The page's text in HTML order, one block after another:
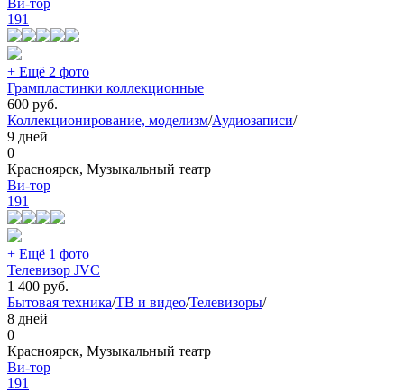
Ви-тор
191
+ Ещё 2 фото
Грампластинки коллекционные
600 руб.
Коллекционирование, моделизм/Аудиозаписи/
9 дней
0
Красноярск, Музыкальный театр
Ви-тор
191
+ Ещё 1 фото
Телевизор JVC
1 400 руб.
Бытовая техника/ТВ и видео/Телевизоры/
8 дней
0
Красноярск, Музыкальный театр
Ви-тор
191